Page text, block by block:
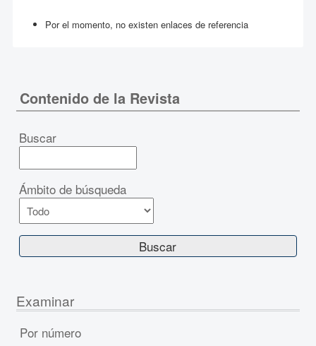
Por el momento, no existen enlaces de referencia
Contenido de la Revista
Buscar
Ámbito de búsqueda
Examinar
Por número